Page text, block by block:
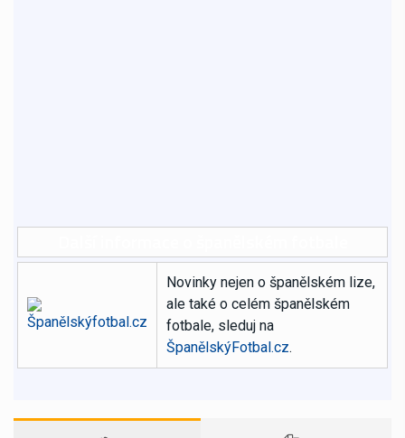
Novinky nejen o španělském lize,
ale také o celém španělském
fotbale, sleduj na
ŠpanělskýFotbal.cz.